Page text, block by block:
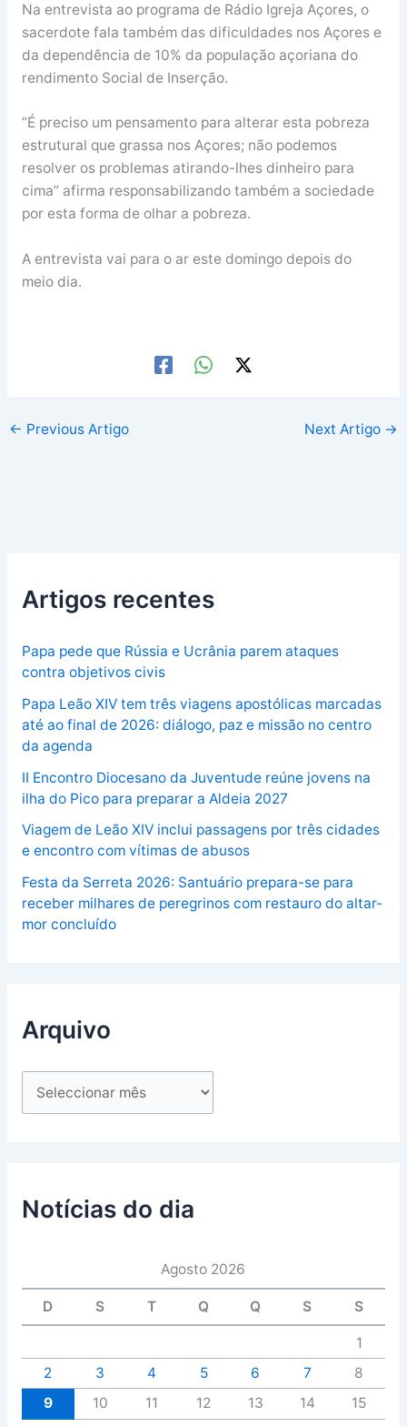
Na entrevista ao programa de Rádio Igreja Açores, o
sacerdote fala também das dificuldades nos Açores e
da dependência de 10% da população açoriana do
rendimento Social de Inserção.
“É preciso um pensamento para alterar esta pobreza
estrutural que grassa nos Açores; não podemos
resolver os problemas atirando-lhes dinheiro para
cima” afirma responsabilizando também a sociedade
por esta forma de olhar a pobreza.
A entrevista vai para o ar este domingo depois do
meio dia.
← Previous Artigo Next Artigo →
Artigos recentes
Papa pede que Rússia e Ucrânia parem ataques
contra objetivos civis
Papa Leão XIV tem três viagens apostólicas marcadas
até ao final de 2026: diálogo, paz e missão no centro
da agenda
II Encontro Diocesano da Juventude reúne jovens na
ilha do Pico para preparar a Aldeia 2027
Viagem de Leão XIV inclui passagens por três cidades
e encontro com vítimas de abusos
Festa da Serreta 2026: Santuário prepara-se para
receber milhares de peregrinos com restauro do altar-
mor concluído
Arquivo
Notícias do dia
Agosto 2026
D S T Q Q S S
1
2
3 4 5 6 7
8
9
10 11 12 13 14
15